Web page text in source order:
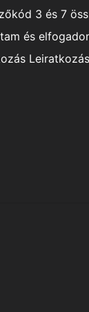
3 és 7
és
Leiratkozás